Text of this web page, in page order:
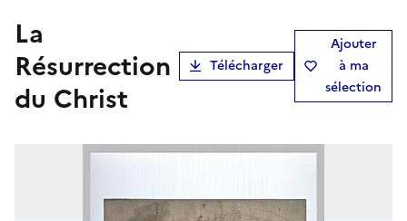
La
Résurrection
du Christ
Télécharger
Ajouter
à ma
sélection